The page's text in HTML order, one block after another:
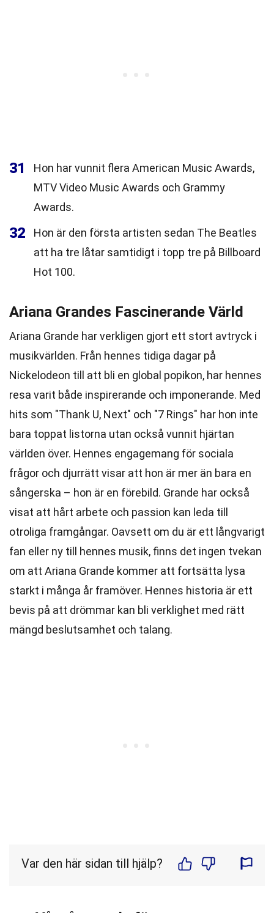
31
Hon har vunnit flera American Music Awards,
MTV Video Music Awards och Grammy
Awards.
32
Hon är den första artisten sedan The Beatles
att ha tre låtar samtidigt i topp tre på Billboard
Hot 100.
Ariana Grandes Fascinerande Värld
Ariana Grande har verkligen gjort ett stort avtryck i
musikvärlden. Från hennes tidiga dagar på
Nickelodeon till att bli en global popikon, har hennes
resa varit både inspirerande och imponerande. Med
hits som "Thank U, Next" och "7 Rings" har hon inte
bara toppat listorna utan också vunnit hjärtan
världen över. Hennes engagemang för sociala
frågor och djurrätt visar att hon är mer än bara en
sångerska – hon är en förebild. Grande har också
visat att hårt arbete och passion kan leda till
otroliga framgångar. Oavsett om du är ett långvarigt
fan eller ny till hennes musik, finns det ingen tvekan
om att Ariana Grande kommer att fortsätta lysa
starkt i många år framöver. Hennes historia är ett
bevis på att drömmar kan bli verklighet med rätt
mängd beslutsamhet och talang.
Var den här sidan till hjälp?